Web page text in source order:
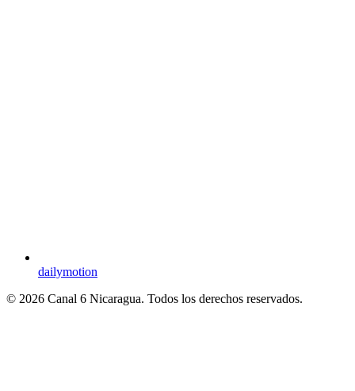
dailymotion
© 2026 Canal 6 Nicaragua. Todos los derechos reservados.